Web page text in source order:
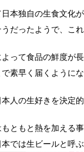
日本独自の生食文化
だったようで、こ
って食品の鮮度が
素早く届くように
人の生好きを決定
もともと熱を加える
では生ビールと呼ぶ